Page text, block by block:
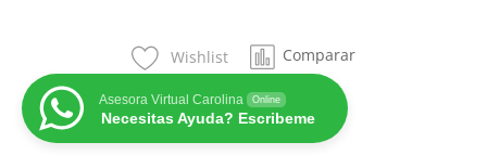
Wishlist Comparar
Asesora Virtual Carolina Online
Necesitas Ayuda? Escribeme